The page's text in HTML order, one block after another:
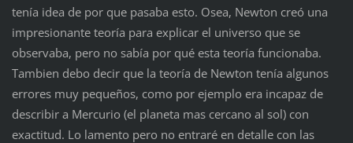
tenía idea de por que pasaba esto. Osea, Newton creó una
impresionante teoría para explicar el universo que se
observaba, pero no sabía por qué esta teoría funcionaba.
Tambien debo decir que la teoría de Newton tenía algunos
errores muy pequeños, como por ejemplo era incapaz de
describir a Mercurio (el planeta mas cercano al sol) con
exactitud. Lo lamento pero no entraré en detalle con las